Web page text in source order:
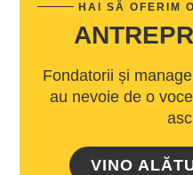
HAI SĂ OFERIM
Fondatorii și
au nevoie de o
VINO